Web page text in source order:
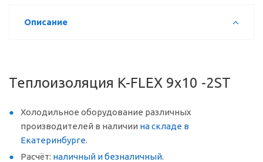
Описание
Теплоизоляция K-FLEX 9x10 -2ST
Холодильное оборудование различных
производителей в наличии на складе в
Екатеринбурге.
Расчёт: наличный и безналичный.